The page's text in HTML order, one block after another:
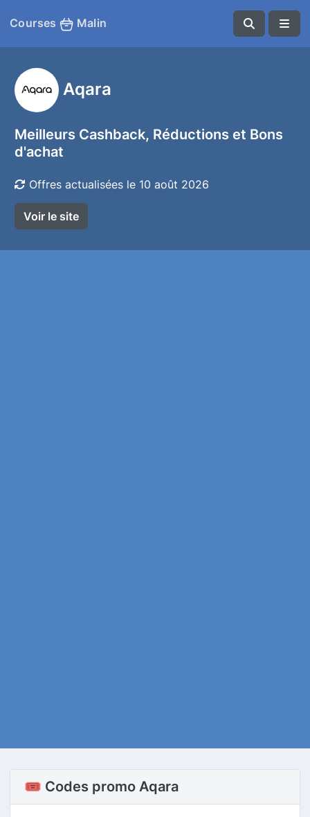
Courses Malin
Aqara
Meilleurs Cashback, Réductions et Bons
d'achat
Offres actualisées le 10 août 2026
Voir le site
🎟️ Codes promo Aqara